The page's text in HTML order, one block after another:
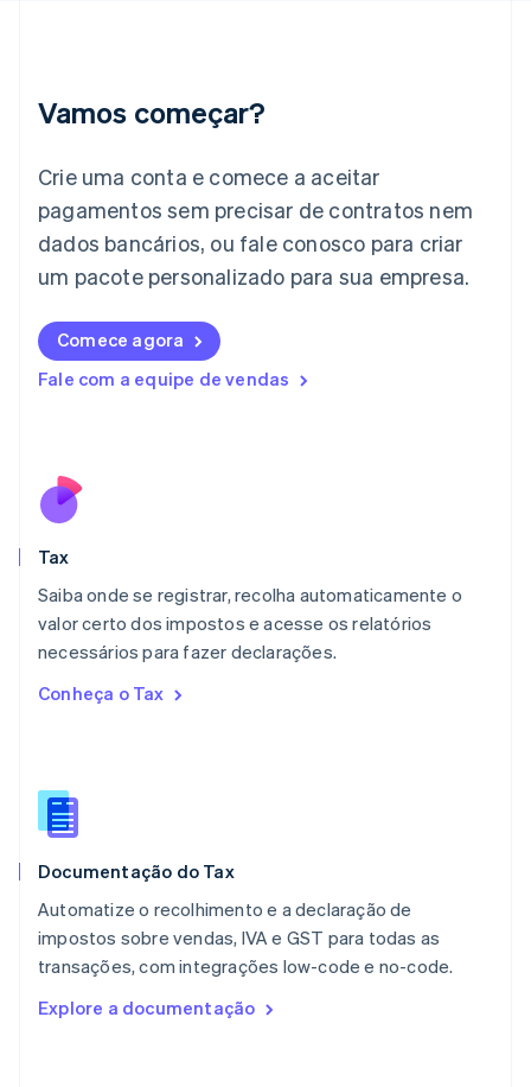
Vamos começar?
Crie uma conta e comece a aceitar
pagamentos sem precisar de contratos nem
dados bancários, ou fale conosco para criar
um pacote personalizado para sua empresa.
Comece agora
Fale com a equipe de vendas
Tax
Saiba onde se registrar, recolha automaticamente o
valor certo dos impostos e acesse os relatórios
necessários para fazer declarações.
Conheça o Tax
Documentação do Tax
Automatize o recolhimento e a declaração de
impostos sobre vendas, IVA e GST para todas as
transações, com integrações low-code e no-code.
Explore a documentação
Irlanda
Itália
English
Japão
日本語English
Letônia
Liechtenstein
Deutsch English
Lituânia
English
English
Malta
Noruega
English
Nova Zelândia
Países Baixos
Portugal
Português
English简体中文
Reino Unido
República Tcheca
English
English